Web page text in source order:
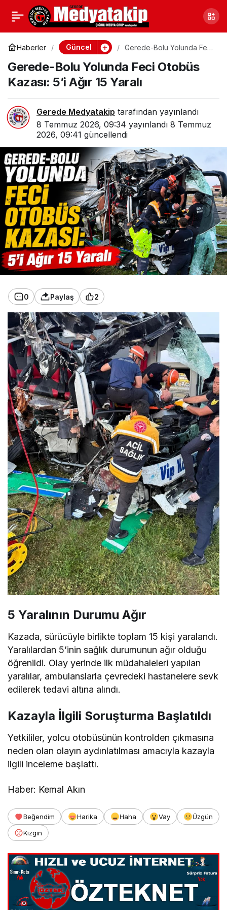
Haberler Güncel
Gerede-Bolu Yolunda Feci
Yaralı
Gerede-Bolu Yolunda Feci Otobüs
Kazası: 5’i Ağır 15 Yaralı
Gerede Medyatakip tarafından yayınlandı
8 Temmuz 2026, 09:34 yayınlandı 8 Temmuz
2026, 09:41 güncellendi
0 Paylaş 2
5 Yaralının Durumu Ağır
Kazada, sürücüyle birlikte toplam 15 kişi yaralandı.
Yaralılardan 5’inin sağlık durumunun ağır olduğu
öğrenildi. Olay yerinde ilk müdahaleleri yapılan
yaralılar, ambulanslarla çevredeki hastanelere sevk
edilerek tedavi altına alındı.
Kazayla İlgili Soruşturma Başlatıldı
Yetkililer, yolcu otobüsünün kontrolden çıkmasına
neden olan olayın aydınlatılması amacıyla kazayla
ilgili inceleme başlattı.
Haber: Kemal Akın
Beğendim Harika Haha Vay
Üzgün
Kızgın
Gerede-Bolu Yolunda
Feci Otobüs Kazası: 5’i
Ağır 15 Yaralı
0